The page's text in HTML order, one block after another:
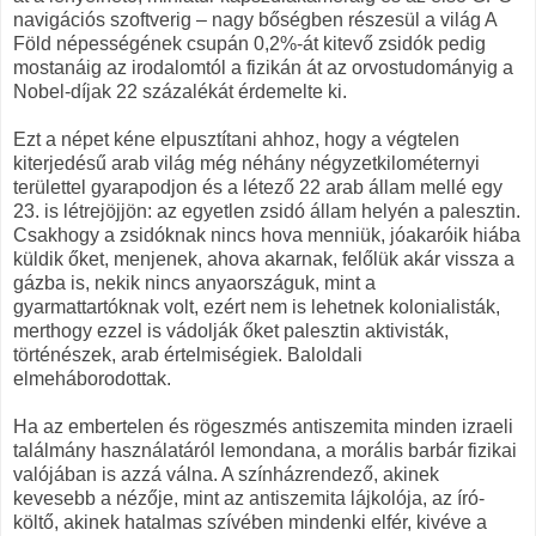
navigációs szoftverig – nagy bőségben részesül a világ A
Föld népességének csupán 0,2%-át kitevő zsidók pedig
mostanáig az irodalomtól a fizikán át az orvostudományig a
Nobel-díjak 22 százalékát érdemelte ki.
Ezt a népet kéne elpusztítani ahhoz, hogy a végtelen
kiterjedésű arab világ még néhány négyzetkilométernyi
területtel gyarapodjon és a létező 22 arab állam mellé egy
23. is létrejöjjön: az egyetlen zsidó állam helyén a palesztin.
Csakhogy a zsidóknak nincs hova menniük, jóakaróik hiába
küldik őket, menjenek, ahova akarnak, felőlük akár vissza a
gázba is, nekik nincs anyaországuk, mint a
gyarmattartóknak volt, ezért nem is lehetnek kolonialisták,
merthogy ezzel is vádolják őket palesztin aktivisták,
történészek, arab értelmiségiek. Baloldali
elmeháborodottak.
Ha az embertelen és rögeszmés antiszemita minden izraeli
találmány használatáról lemondana, a morális barbár fizikai
valójában is azzá válna. A színházrendező, akinek
kevesebb a nézője, mint az antiszemita lájkolója, az író-
költő, akinek hatalmas szívében mindenki elfér, kivéve a